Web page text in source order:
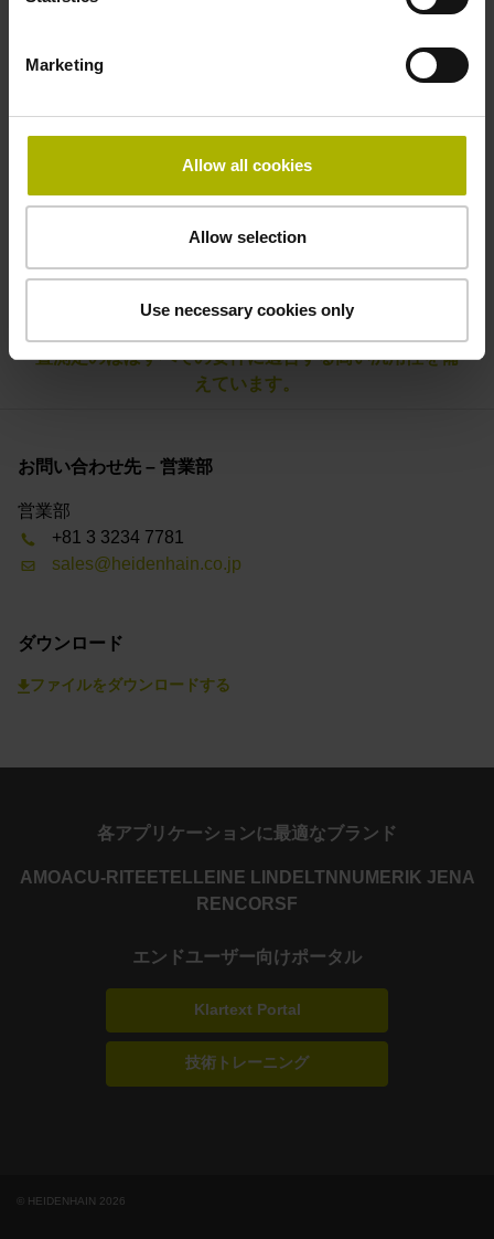
Marketing
Allow all cookies
Allow selection
Use necessary cookies only
NUMERIK JENAの新世代長さゲージMETROおよび
置測定のほぼすべての要件に適合する高い汎用性を備
えています。
お問い合わせ先 – 営業部
営業部
+81 3 3234 7781
sales@heidenhain.co.jp
ダウンロード
ファイルをダウンロードする
各アプリケーションに最適なブランド
AMOACU-RITE ETEL LEINE LINDE LTN NUMERIK JENA
RENCORSF
エンドユーザー向けポータル
Klartext Portal
技術トレーニング
© HEIDENHAIN 2026